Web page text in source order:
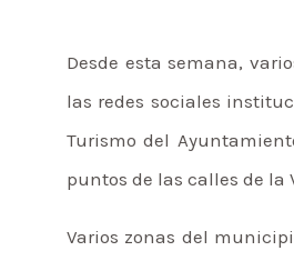
Desde esta semana,
las redes sociales
Turismo del
puntos de las calles de
Varios zonas del